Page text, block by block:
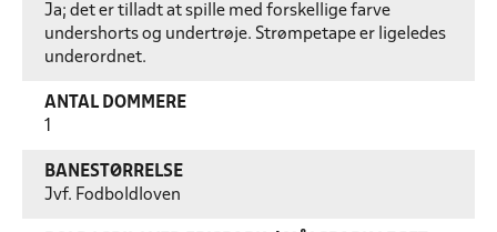
Ja; det er tilladt at spille med forskellige farve
undershorts og undertrøje. Strømpetape er ligeledes
underordnet.
ANTAL DOMMERE
BANESTØRRELSE
Jvf. Fodboldloven